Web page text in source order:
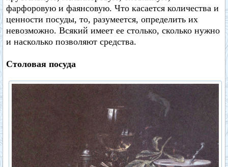
фарфоровую и фаянсовую. Что касается количества и
ценности посуды, то, разумеется, определить их
невозможно. Всякий имеет ее столько, сколько нужно
и насколько позволяют средства.
Столовая посуда